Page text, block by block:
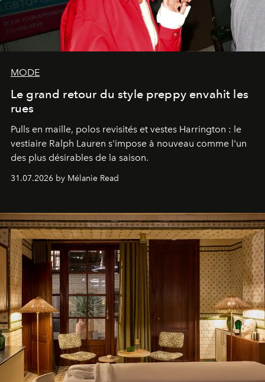
MODE
Le grand retour du style preppy envahit les
rues
Pulls en maille, polos revisités et vestes Harrington : le
vestiaire Ralph Lauren s'impose à nouveau comme l'un
des plus désirables de la saison.
31.07.2026 by Mélanie Read